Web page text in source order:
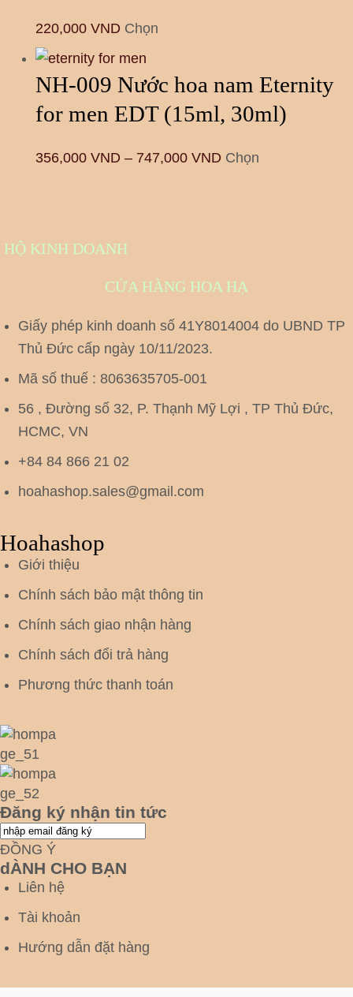
220,000 VND Chọn
NH-009 Nước hoa nam Eternity
for men EDT (15ml, 30ml)
356,000 VND – 747,000 VND Chọn
HỘ KINH DOANH
CỬA HÀNG HOA HẠ
Giấy phép kinh doanh số 41Y8014004 do UBND TP
Thủ Đức cấp ngày 10/11/2023.
Mã số thuế : 8063635705-001
56 , Đường số 32, P. Thạnh Mỹ Lợi , TP Thủ Đức,
HCMC, VN
+84 84 866 21 02
hoahashop.sales@gmail.com
Hoahashop
Giới thiệu
Chính sách bảo mật thông tin
Chính sách giao nhận hàng
Chính sách đổi trả hàng
Phương thức thanh toán
Đăng ký nhận tin tức
ĐỒNG Ý
dÀNH CHO BẠN
Liên hệ
Tài khoản
Hướng dẫn đặt hàng